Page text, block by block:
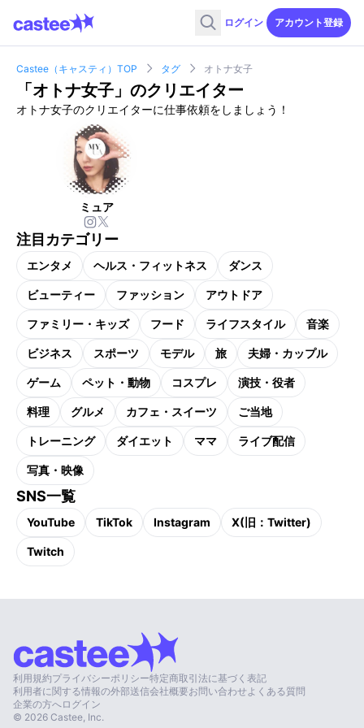
ログイン アカウント登録
Castee（キャスティ）TOP タグ オトナ女子
「オトナ女子 」のクリエイター
オトナ女子のクリエイターに仕事依頼をしましょう！
ミュア
注目カテゴリー
エンタメ ヘルス・フィットネス ダンス
ビューティー ファッション アウトドア
ファミリー・キッズ フード ライフスタイル 音楽
ビジネス スポーツ モデル 旅 夫婦・カップル
ゲーム ペット・動物 コスプレ 演技・役者
料理 グルメ カフェ・スイーツ ご当地
トレーニング ダイエット ママ ライブ配信
写真・映像
SNS一覧
YouTube TikTok Instagram X(旧：Twitter)
Twitch
利用規約プライバシーポリシー特定商取引法に基づく表記
利用者に関する情報の外部送信会社概要お問い合わせ よくある質問
企業の方へログイン
© 2026 Castee, Inc.